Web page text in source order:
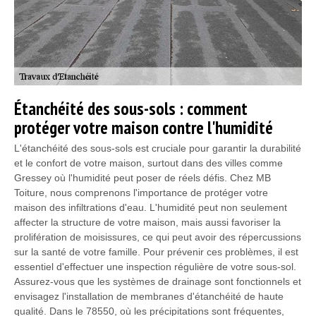
Étanchéité des sous-sols : comment
protéger votre maison contre l'humidité
L'étanchéité des sous-sols est cruciale pour garantir la durabilité
et le confort de votre maison, surtout dans des villes comme
Gressey où l'humidité peut poser de réels défis. Chez MB
Toiture, nous comprenons l'importance de protéger votre
maison des infiltrations d'eau. L'humidité peut non seulement
affecter la structure de votre maison, mais aussi favoriser la
prolifération de moisissures, ce qui peut avoir des répercussions
sur la santé de votre famille. Pour prévenir ces problèmes, il est
essentiel d'effectuer une inspection régulière de votre sous-sol.
Assurez-vous que les systèmes de drainage sont fonctionnels et
envisagez l'installation de membranes d'étanchéité de haute
qualité. Dans le 78550, où les précipitations sont fréquentes,